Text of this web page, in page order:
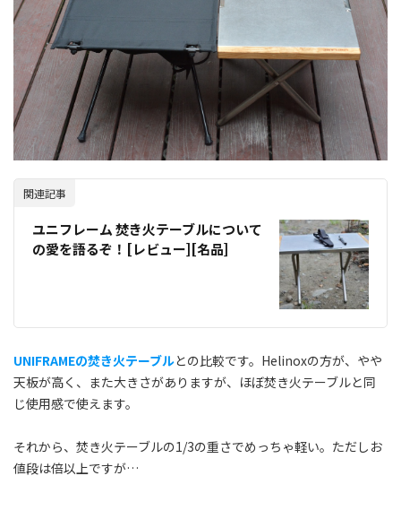
関連記事
ユニフレーム 焚き火テーブルについて
の愛を語るぞ！[レビュー][名品]
UNIFRAMEの焚き火テーブルとの比較です。Helinoxの方が、やや
天板が高く、また大きさがありますが、ほぼ焚き火テーブルと同
じ使用感で使えます。
それから、焚き火テーブルの1/3の重さでめっちゃ軽い。ただしお
値段は倍以上ですが…